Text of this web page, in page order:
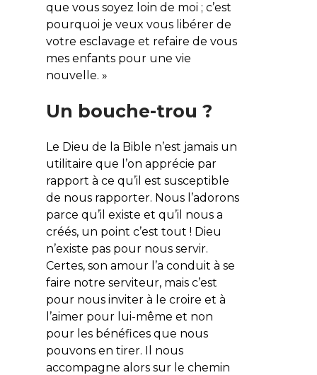
que vous soyez loin de moi ; c’est
pourquoi je veux vous libérer de
votre esclavage et refaire de vous
mes enfants pour une vie
nouvelle. »
Un bouche-trou ?
Le Dieu de la Bible n’est jamais un
utilitaire que l’on apprécie par
rapport à ce qu’il est susceptible
de nous rapporter. Nous l’adorons
parce qu’il existe et qu’il nous a
créés, un point c’est tout ! Dieu
n’existe pas pour nous servir.
Certes, son amour l’a conduit à se
faire notre serviteur, mais c’est
pour nous inviter à le croire et à
l’aimer pour lui-même et non
pour les bénéfices que nous
pouvons en tirer. Il nous
accompagne alors sur le chemin